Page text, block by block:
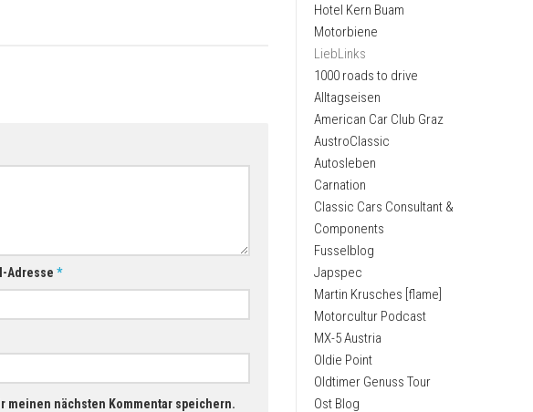
Adresse *
meinen nächsten Kommentar speichern.
Hotel Kern Buam
Motorbiene
LiebLinks
1000 roads to drive
Alltagseisen
American Car Club Graz
AustroClassic
Autosleben
Carnation
Classic Cars Consultant &
Components
Fusselblog
Japspec
Martin Krusches [flame]
Motorcultur Podcast
MX-5 Austria
Oldie Point
Oldtimer Genuss Tour
Ost Blog